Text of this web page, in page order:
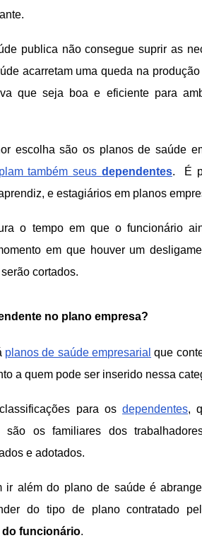
publica não consegue suprir as
acarretam uma queda na
que seja boa e eficiente para
escolha são os planos de saúde
também seus dependentes. É
e estagiários em planos
o tempo em que o funcionário
em que houver um
cortados.
no plano empresa?
planos de saúde empresarial que
a quem pode ser inserido nessa
para os dependentes,
são os familiares dos
e adotados.
ir além do plano de saúde é
do tipo de plano contratado
do funcionário.